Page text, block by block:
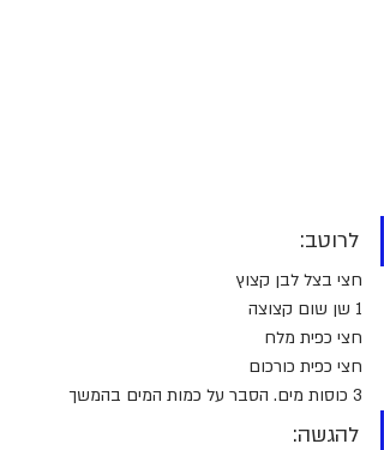
לרוטב:
חצי בצל לבן קצוץ
1 שן שום קצוצה
חצי כפית מלח
חצי כפית כורכום
3 כוסות מים. הסבר על כמות המים בהמשך
להגשה: